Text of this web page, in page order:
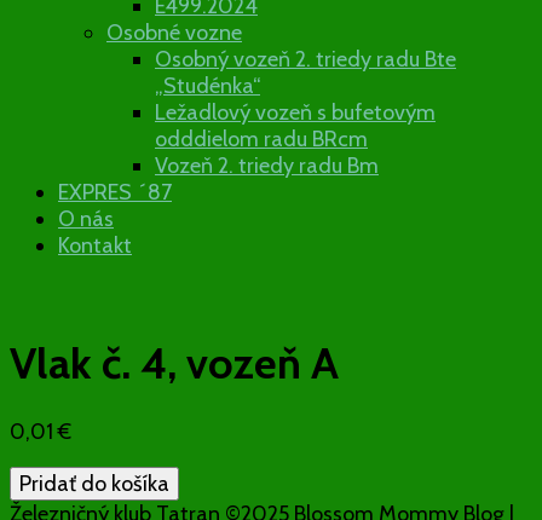
E499.2024
Osobné vozne
Osobný vozeň 2. triedy radu Bte
„Studénka“
Ležadlový vozeň s bufetovým
odddielom radu BRcm
Vozeň 2. triedy radu Bm
EXPRES ´87
O nás
Kontakt
Vlak č. 4, vozeň A
0,01€
množstvo
Vlak
Pridať do košíka
Železničný klub Tatran ©2025 Blossom Mommy Blog |